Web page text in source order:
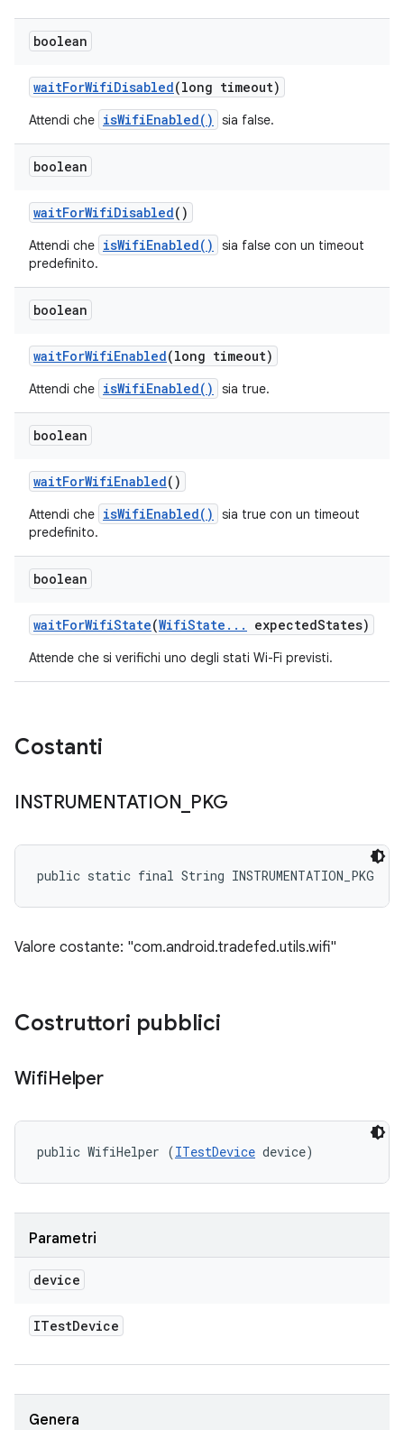
boolean
waitForWifiDisabled(long timeout)
Attendi che isWifiEnabled() sia false.
boolean
waitForWifiDisabled()
Attendi che isWifiEnabled()
sia false con un timeout
predefinito.
boolean
waitForWifiEnabled(long timeout)
Attendi che isWifiEnabled() sia true.
boolean
waitForWifiEnabled()
Attendi che isWifiEnabled()
sia true con un timeout
predefinito.
boolean
waitForWifiState(WifiState . . . expectedStates)
Attende che si verifichi uno degli stati Wi-Fi previsti.
Costanti
INSTRUMENTATION PKG
public static final String INSTRUMENTATION_PKG
Valore costante: "com.android.tradefed.utils.wifi"
Costruttori pubblici
WifiHelper
public WifiHelper (ITestDevice device)
Parametri
device
ITestDevice
Genera